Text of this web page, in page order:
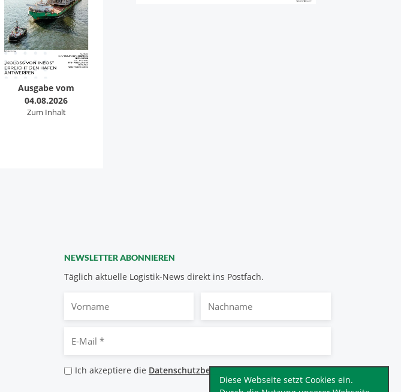
Diese Webseite setzt Cookies ein.
Ausgabe vom
04.08.2026
Zum Inhalt
NEWSLETTER ABONNIEREN
Täglich aktuelle Logistik-News direkt ins Postfach.
Mail
Datenschutzbestimmungen
Ich akzeptiere die Datenschutzbestimmungen.*